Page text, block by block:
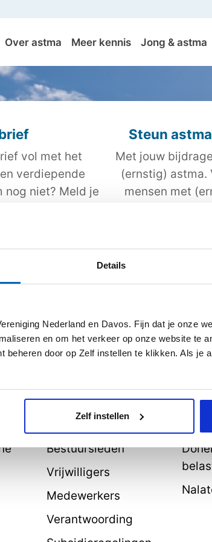
Details
Nederland en Davos. Fijn dat je onze
en om het verkeer op onze website te
beheren door op Zelf instellen te klikken. Als je
Zelf instellen
Over astma Meer kennis Jong & astma
vol met het
verdiepende
nog niet? Meld je
Steun
Met jouw
(ernstig) astma.
mensen met
beter kunnen
Over ons
Bestuursleden
Vrijwilligers
Medewerkers
Verantwoording
Lid